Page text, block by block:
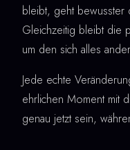
bleibt, geht bewusster
Gleichzeitig bleibt die
um den sich alles
Jede echte
ehrlichen Moment mit
genau jetzt sein,